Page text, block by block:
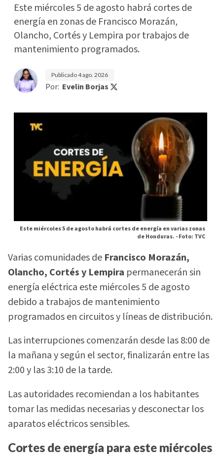
Este miércoles 5 de agosto habrá cortes de
energía en zonas de Francisco Morazán,
Olancho, Cortés y Lempira por trabajos de
mantenimiento programados.
Publicado4 ago. 2026
Por: Evelin Borjas
Este miércoles 5 de agosto habrá cortes de energía en varias zonas
de Honduras. -Foto: TVC
Varias comunidades de Francisco Morazán,
Olancho, Cortés y Lempira permanecerán sin
energía eléctrica este miércoles 5 de agosto
debido a trabajos de mantenimiento
programados en circuitos y líneas de distribución.
Las interrupciones comenzarán desde las 8:00 de
la mañana y según el sector, finalizarán entre las
2:00 y las 3:10 de la tarde.
Las autoridades recomiendan a los habitantes
tomar las medidas necesarias y desconectar los
aparatos eléctricos sensibles.
Cortes de energía para este miércoles